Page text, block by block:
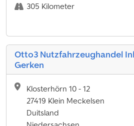
305 Kilometer
Otto3 Nutzfahrzeughandel
Gerken
Klosterhörn 10 - 12
27419 Klein Meckelsen
Duitsland